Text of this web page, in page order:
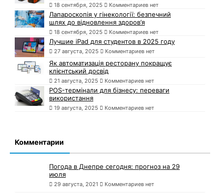
18 сентября, 2025 Комментариев нет
Лапароскопія у гінекології: безпечний
шлях до відновлення здоров’я
18 сентября, 2025 Комментариев нет
Лучшие iPad для студентов в 2025 году
27 августа, 2025 Комментариев нет
Як автоматизація ресторану покращує
клієнтський досвід
21 августа, 2025 Комментариев нет
POS-термінали для бізнесу: переваги
використання
19 августа, 2025 Комментариев нет
Комментарии
Погода в Днепре сегодня: прогноз на 29
июля
29 августа, 2021 Комментариев нет